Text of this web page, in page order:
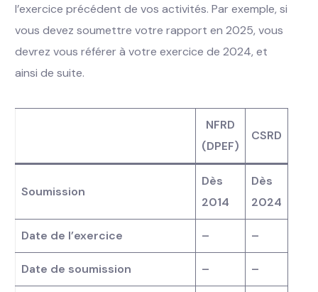
l’exercice précédent de vos activités. Par exemple, si
vous devez soumettre votre rapport en 2025, vous
devrez vous référer à votre exercice de 2024, et
ainsi de suite.
NFRD
(DPEF)
CSRD
Soumission
Dès
2014
Dès
2024
Date de l’exercice – –
Date de soumission – –